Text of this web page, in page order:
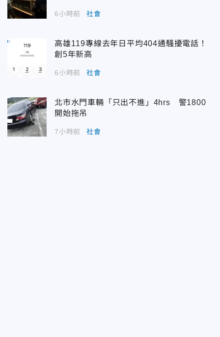
6小時前 社會
高雄119專線去年日平均404通騷擾電話！
創5年新高
6小時前 社會
北市水門車輛「只出不進」4hrs 警1800
開始拖吊
7小時前 社會